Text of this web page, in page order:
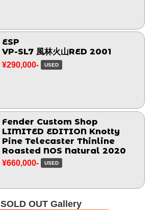
ESP
VP-SL7 風林火山RED 2001
¥290,000- USED
Fender Custom Shop
LIMITED EDITION Knotty
Pine Telecaster Thinline
Roasted NOS Natural 2020
¥660,000- USED
SOLD OUT Gallery